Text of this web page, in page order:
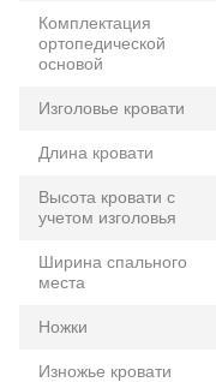
Комплектация
ортопедической
основой
Изголовье кровати
Длина кровати
Высота кровати с
учетом изголовья
Ширина спального
места
Ножки
Изножье кровати